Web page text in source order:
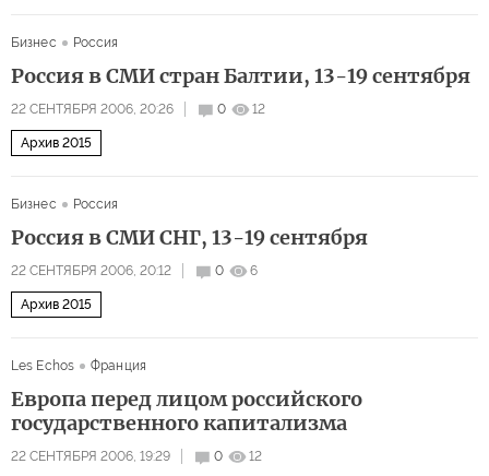
Бизнес Россия
Россия в СМИ стран Балтии, 13-19 сентября
22 СЕНТЯБРЯ 2006, 20:26 0 12
Архив 2015
Бизнес Россия
Россия в СМИ СНГ, 13-19 сентября
22 СЕНТЯБРЯ 2006, 20:12 0 6
Архив 2015
Les Echos Франция
Европа перед лицом российского
государственного капитализма
22 СЕНТЯБРЯ 2006, 19:29 0 12